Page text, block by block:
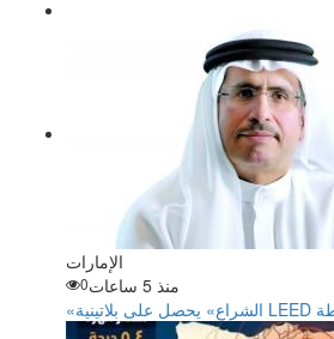
الإمارات
منذ 5 ساعات
0